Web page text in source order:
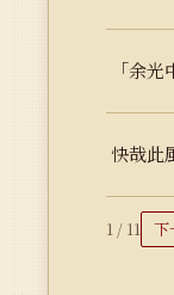
「余
快哉此
1 / 11